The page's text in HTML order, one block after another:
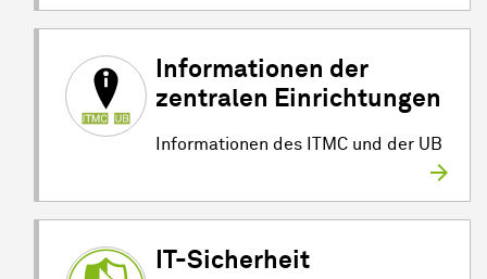
Informationen der
zentralen Einrichtungen
Informationen des ITMC und der UB
IT-Sicherheit